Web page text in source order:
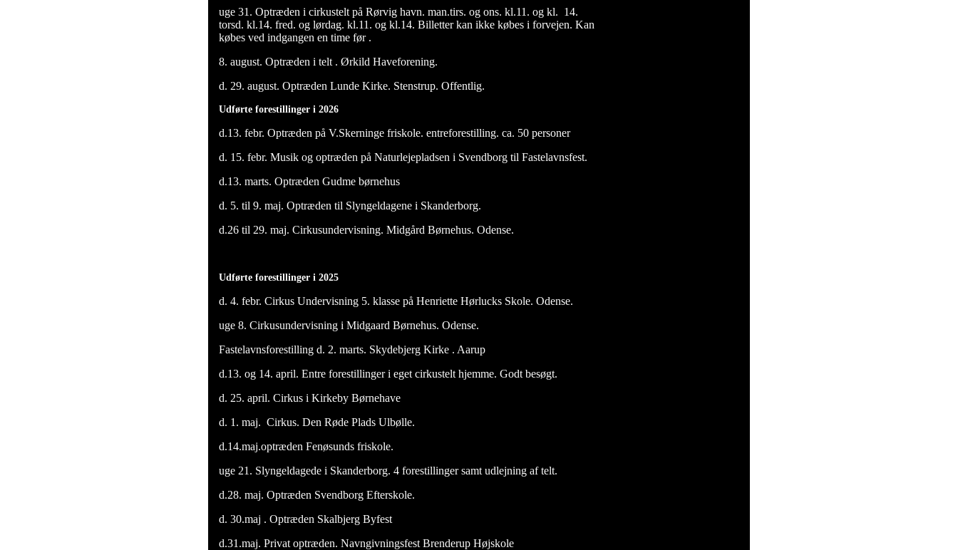
uge 31. Optræden i cirkustelt på Rørvig havn. man.tirs. og ons. kl.11. og kl. 14.
torsd. kl.14. fred. og lørdag. kl.11. og kl.14. Billetter kan ikke købes i forvejen. Kan
købes ved indgangen en time før .
8. august. Optræden i telt . Ørkild Haveforening.
d. 29. august. Optræden Lunde Kirke. Stenstrup. Offentlig.
Udførte forestillinger i 2026
d.13. febr. Optræden på V.Skerninge friskole. entreforestilling. ca. 50 personer
d. 15. febr. Musik og optræden på Naturlejepladsen i Svendborg til Fastelavnsfest.
d.13. marts. Optræden Gudme børnehus
d. 5. til 9. maj. Optræden til Slyngeldagene i Skanderborg.
d.26 til 29. maj. Cirkusundervisning. Midgård Børnehus. Odense.
Udførte forestillinger i 2025
d. 4. febr. Cirkus Undervisning 5. klasse på Henriette Hørlucks Skole. Odense.
uge 8. Cirkusundervisning i Midgaard Børnehus. Odense.
Fastelavnsforestilling d. 2. marts. Skydebjerg Kirke . Aarup
d.13. og 14. april. Entre forestillinger i eget cirkustelt hjemme. Godt besøgt.
d. 25. april. Cirkus i Kirkeby Børnehave
d. 1. maj. Cirkus. Den Røde Plads Ulbølle.
d.14.maj.optræden Fenøsunds friskole.
uge 21. Slyngeldagede i Skanderborg. 4 forestillinger samt udlejning af telt.
d.28. maj. Optræden Svendborg Efterskole.
d. 30.maj . Optræden Skalbjerg Byfest
d.31.maj. Privat optræden. Navngivningsfest Brenderup Højskole